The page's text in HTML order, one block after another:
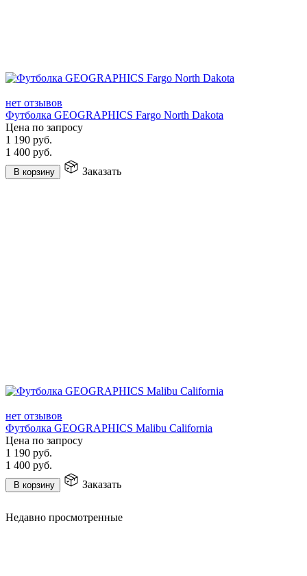
нет отзывов
Футболка GEOGRAPHICS Fargo North Dakota
Цена по запросу
1 190 руб.
1 400 руб.
В корзину Заказать
нет отзывов
Футболка GEOGRAPHICS Malibu California
Цена по запросу
1 190 руб.
1 400 руб.
В корзину Заказать
Недавно просмотренные